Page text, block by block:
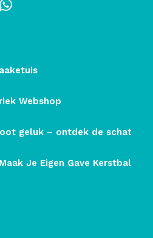
Webshop
geluk – ontdek de schatten
Je Eigen Gave Kerstballen!